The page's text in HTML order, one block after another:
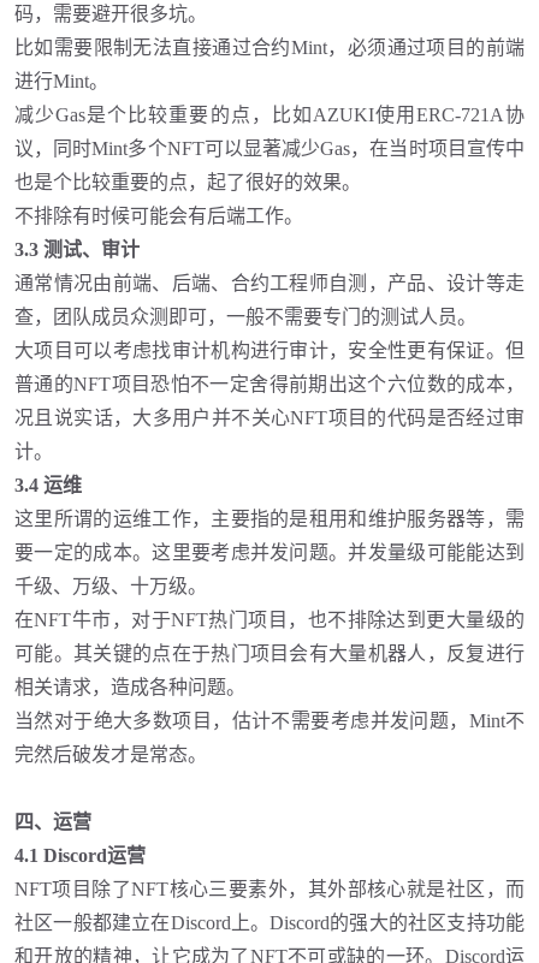
码，需要避开很多坑。
比如需要限制无法直接通过合约Mint，必须通过项目的前端
进行Mint。
减少Gas是个比较重要的点，比如AZUKI使用ERC-721A协
议，同时Mint多个NFT可以显著减少Gas，在当时项目宣传中
也是个比较重要的点，起了很好的效果。
不排除有时候可能会有后端工作。
3.3 测试、审计
通常情况由前端、后端、合约工程师自测，产品、设计等走
查，团队成员众测即可，一般不需要专门的测试人员。
大项目可以考虑找审计机构进行审计，安全性更有保证。但
普通的NFT项目恐怕不一定舍得前期出这个六位数的成本，
况且说实话，大多用户并不关心NFT项目的代码是否经过审
计。
3.4 运维
这里所谓的运维工作，主要指的是租用和维护服务器等，需
要一定的成本。这里要考虑并发问题。并发量级可能能达到
千级、万级、十万级。
在NFT牛市，对于NFT热门项目，也不排除达到更大量级的
可能。其关键的点在于热门项目会有大量机器人，反复进行
相关请求，造成各种问题。
当然对于绝大多数项目，估计不需要考虑并发问题， Mint不
完然后破发才是常态。
四、运营
4.1 Discord运营
NFT项目除了NFT核心三要素外，其外部核心就是社区，而
社区一般都建立在Discord上。Discord的强大的社区支持功能
和开放的精神，让它成为了NFT不可或缺的一环。Discord运